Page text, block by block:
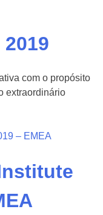
com o propósito
extraordinário